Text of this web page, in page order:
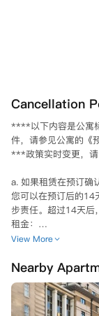
Cancellation
****以下内容是公寓
件，请参见公寓的《
***政策实时变更，请
a. 如果租赁在预订确
您可以在预订后的14
步责任。超过14天后
租金：
1) 如果您未能获得进
2) 如果找到符合全部
注意——您需自行提
b. 如果租赁在预订
View More
Nearby